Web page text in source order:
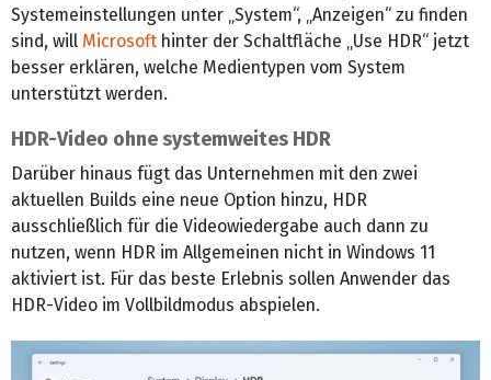
Systemeinstellungen unter „System“, „Anzeigen“ zu finden
sind, will Microsoft hinter der Schaltfläche „Use HDR“ jetzt
besser erklären, welche Medientypen vom System
unterstützt werden.
HDR-Video ohne systemweites HDR
Darüber hinaus fügt das Unternehmen mit den zwei
aktuellen Builds eine neue Option hinzu, HDR
ausschließlich für die Videowiedergabe auch dann zu
nutzen, wenn HDR im Allgemeinen nicht in Windows 11
aktiviert ist. Für das beste Erlebnis sollen Anwender das
HDR-Video im Vollbildmodus abspielen.